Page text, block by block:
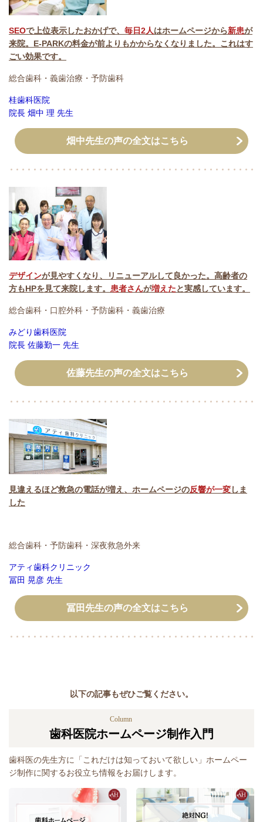
SEOで上位表示したおかげで、 毎日2人はホームページから新患が
来院。 E-PARKの料金が前よりもかからなくなりました。これはす
ごい効果です。
総合歯科・義歯治療・予防歯科
桂歯科医院
院長 畑中 理 先生
畑中先生の声の全文はこちら
デザインが見やすくなり、リニューアルして良かった。高齢者の
方もHPを見て来院します。 患者さんが増えたと実感しています。
総合歯科・口腔外科・予防歯科・義歯治療
みどり歯科医院
院長 佐藤勤一 先生
佐藤先生の声の全文はこちら
見違えるほど救急の電話が増え、ホームページの反響が一変しま
した
総合歯科・予防歯科・深夜救急外来
アティ歯科クリニック
冨田 晃彦 先生
冨田先生の声の全文はこちら
以下の記事もぜひご覧ください。
Column
歯科医院ホームページ制作入門
歯科医の先生方に「これだけは知っておいて欲しい」ホームペー
ジ制作に関するお役立ち情報をお届けします。